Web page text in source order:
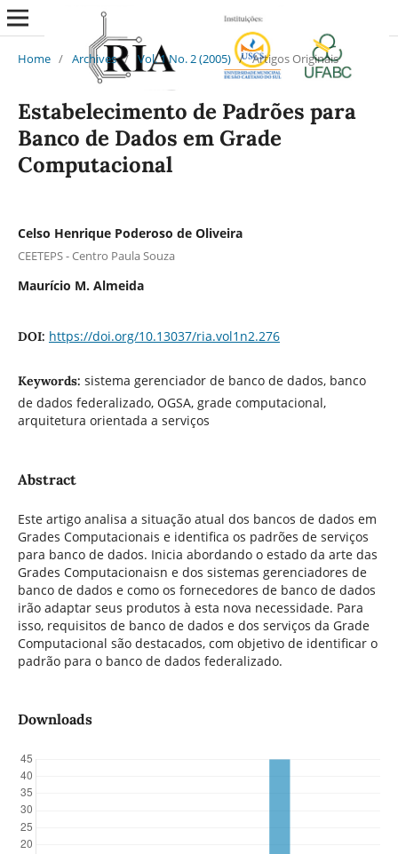
Home / Archives / Vol. 1 No. 2 (2005) / Artigos Originais
Estabelecimento de Padrões para
Banco de Dados em Grade
Computacional
Celso Henrique Poderoso de Oliveira
CEETEPS - Centro Paula Souza
Maurício M. Almeida
DOI: https://doi.org/10.13037/ria.vol1n2.276
Keywords: sistema gerenciador de banco de dados, banco
de dados federalizado, OGSA, grade computacional,
arquitetura orientada a serviços
Abstract
Este artigo analisa a situação atual dos bancos de dados em
Grades Computacionais e identifica os padrões de serviços
para banco de dados. Inicia abordando o estado da arte das
Grades Computacionaisn e dos sistemas gerenciadores de
banco de dados e como os fornecedores de banco de dados
irão adaptar seus produtos à esta nova necessidade. Para
isso, requisitos de banco de dados e dos serviços da Grade
Computacional são destacados, com objetivo de identificar o
padrão para o banco de dados federalizado.
Downloads